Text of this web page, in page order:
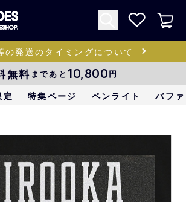
の発送のタイミングについて
無料 まであと 10,800円
定 特集ページ ペンライト バフ